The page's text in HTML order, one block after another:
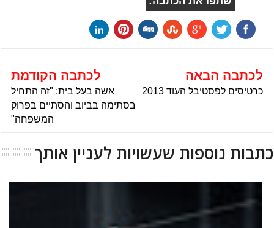
לכתבה הבאה
כרטיסים לפסטיבל העוד 2013
לכתבה הקודמת
אשה בעל בית: "זה התחיל
בסתימה בביוב והסתיים בפרוק
המשפחה"
כתבות נוספות שעשויות לעניין אותך